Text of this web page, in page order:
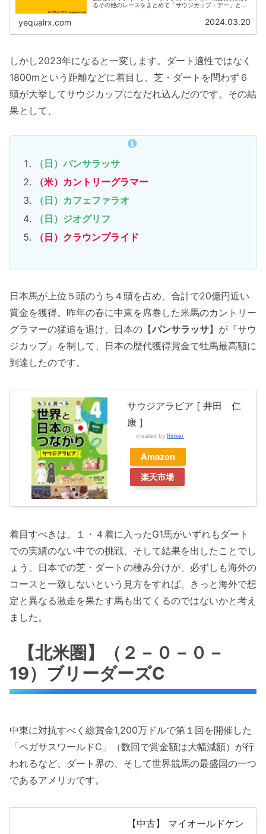
るその他のレースをまとめて「サウジカップ・デー」とし
yequalrx.com 2024.03.20
しかし2023年になると一変します。ダート適性ではなく
1800mという距離などに着目し、芝・ダートを問わず６
頭が大挙してサウジカップになだれ込んだのです。その結
果として、
（日）パンサラッサ
（米）カントリーグラマー
（日）カフェファラオ
（日）ジオグリフ
（日）クラウンプライド
日本馬が上位５頭のうち４頭を占め、合計で20億円近い
賞金を獲得。昨年の春に中東を席巻した米馬のカントリー
グラマーの猛追を退け、日本の【パンサラッサ】が『サウ
ジカップ』を制して、日本の歴代獲得賞金で牡馬最高額に
到達したのです。
サウジアラビア [ 井田 仁
康 ]
created by Rinker
Amazon
楽天市場
着目すべきは、１・４着に入ったG1馬がいずれもダート
での実績のない中での挑戦、そして結果を出したことでし
ょう。日本での芝・ダートの棲み分けが、必ずしも海外の
コースと一致しないという見方をすれば、きっと海外で想
定と異なる激走を果たす馬も出てくるのではないかと考え
ました。
【北米圏】（２－０－０－
19）ブリーダーズC
中東に対抗すべく総賞金1,200万ドルで第１回を開催した
「ペガサスワールドC」（数回で賞金額は大幅減額）が行
われるなど、ダート界の、そして世界競馬の最盛国の一つ
であるアメリカです。
【中古】 マイオールドケン